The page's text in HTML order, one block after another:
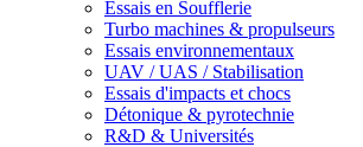
Essais en Soufflerie
Turbo machines & propulseurs
Essais environnementaux
UAV / UAS / Stabilisation
Essais d'impacts et chocs
Détonique & pyrotechnie
R&D & Universités